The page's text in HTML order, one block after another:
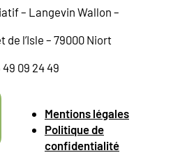
– Langevin Wallon –
de l’Isle – 79000 Niort
49 09 24 49
Mentions légales
Politique de
confidentialité